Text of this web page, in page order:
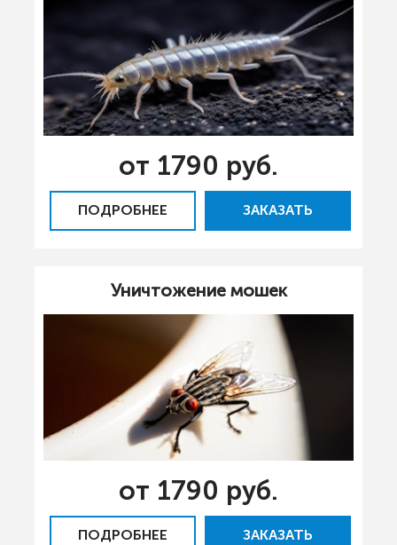
от 1790 руб.
ПОДРОБНЕЕ ЗАКАЗАТЬ
Уничтожение мошек
от 1790 руб.
ПОДРОБНЕЕ ЗАКАЗАТЬ